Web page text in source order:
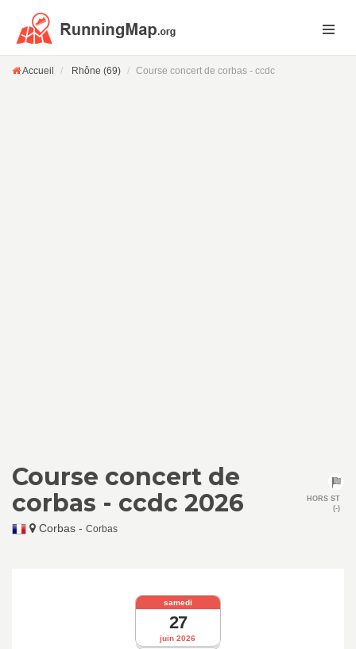
Accueil Rhône (69) Course concert de corbas - ccdc
Course concert de
corbas - ccdc 2026
Corbas - Corbas
HORS ST
(-)
juin 2026
samedi
27